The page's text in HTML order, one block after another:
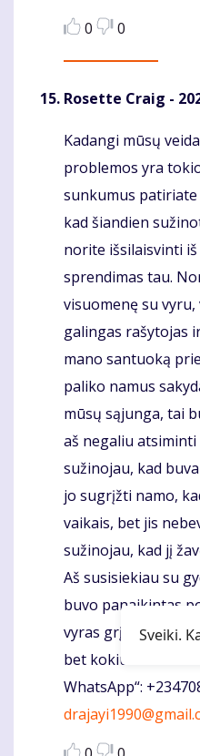
0
0
Rosette Craig -
Komentaras
Kadangi mūsų
problemos yra
sunkumus
kad šiandien
norite išsilaisvinti
sprendimas tau.
visuomenę su vyru,
galingas rašytojas
mano santuoką
paliko namus
mūsų sąjunga, tai
aš negaliu
sužinojau, kad
jo sugrįžti namo,
vaikais, bet jis
sužinojau, kad jį
Aš susisiekiau su
buvo panaikintas
vyras grįžo namo.
bet kokius kūrinius.
WhatsApp“:
Sveiki.